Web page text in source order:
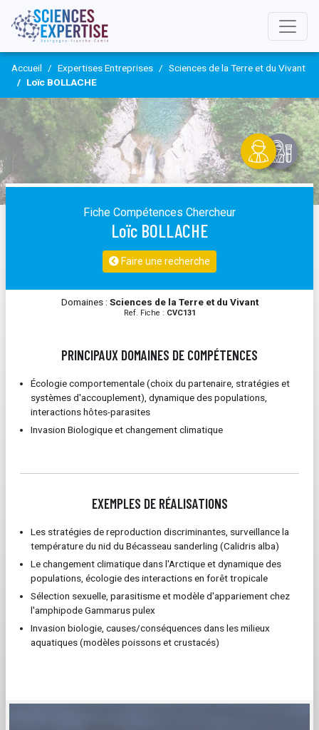
Accueil Expertises Entreprises
Sciences de la Terre et du Vivant
Loïc BOLLACHE
Fiche Compétences Chercheur
Loïc BOLLACHE
Faire une recherche
Domaines : Sciences de la Terre et du Vivant
Ref. Fiche : CVC131
PRINCIPAUX DOMAINES DE COMPÉTENCES
Écologie comportementale (choix du partenaire, stratégies et
systèmes d'accouplement), dynamique des populations,
interactions hôtes-parasites
Invasion Biologique et changement climatique
EXEMPLES DE RÉALISATIONS
Les stratégies de reproduction discriminantes, surveillance la
température du nid du Bécasseau sanderling (Calidris alba)
Le changement climatique dans l'Arctique et dynamique des
populations, écologie des interactions en forêt tropicale
Sélection sexuelle, parasitisme et modèle d'appariement chez
l'amphipode Gammarus pulex
Invasion biologie, causes/conséquences dans les milieux
aquatiques (modèles poissons et crustacés)